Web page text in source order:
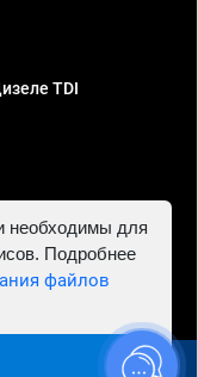
TDI
"Евро
необходимы для
Подробнее
файлов